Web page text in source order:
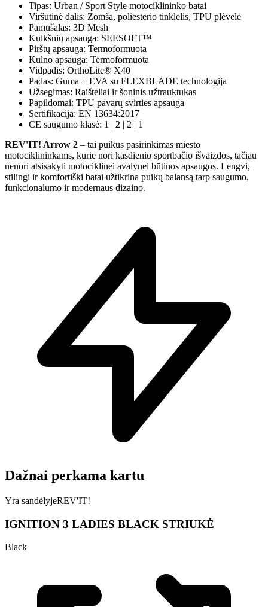
Tipas: Urban / Sport Style motociklininko batai
Viršutinė dalis: Zomša, poliesterio tinklelis, TPU plėvelė
Pamušalas: 3D Mesh
Kulkšnių apsauga: SEESOFT™
Pirštų apsauga: Termoformuota
Kulno apsauga: Termoformuota
Vidpadis: OrthoLite® X40
Padas: Guma + EVA su FLEXBLADE technologija
Užsegimas: Raišteliai ir šoninis užtrauktukas
Papildomai: TPU pavarų svirties apsauga
Sertifikacija: EN 13634:2017
CE saugumo klasė: 1 | 2 | 2 | 1
REV'IT! Arrow 2 – tai puikus pasirinkimas miesto
motociklininkams, kurie nori kasdienio sportbačio išvaizdos, tačiau
nenori atsisakyti motociklinei avalynei būtinos apsaugos. Lengvi,
stilingi ir komfortiški batai užtikrina puikų balansą tarp saugumo,
funkcionalumo ir modernaus dizaino.
Dažnai perkama kartu
Yra sandėlyjeREV'IT!
IGNITION 3 LADIES BLACK STRIUKĖ
Black